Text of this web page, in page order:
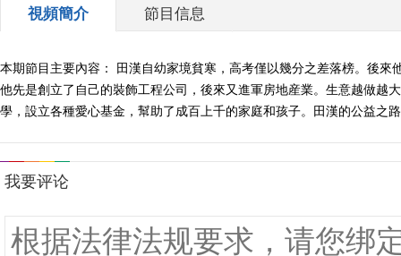
視頻簡介 節目信息
本期節目主要內容： 田漢自幼家境貧寒，高考僅以幾分之差落榜。後
他先是創立了自己的裝飾工程公司，後來又進軍房地産業。生意越做越
學，設立各種愛心基金，幫助了成百上千的家庭和孩子。田漢的公益